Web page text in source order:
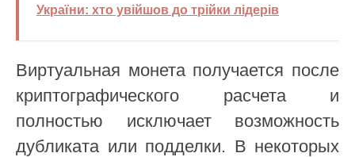
України: хто увійшов до трійки лідерів
Виртуальная монета получается после
криптографического расчета и
полностью исключает возможность
дубликата или подделки. В некоторых